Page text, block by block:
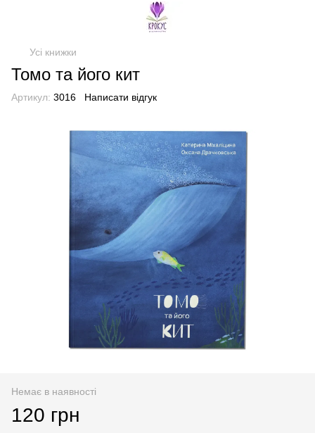
Усі книжки
Томо та його кит
Артикул: 3016 Написати відгук
Немає в наявності
120 грн